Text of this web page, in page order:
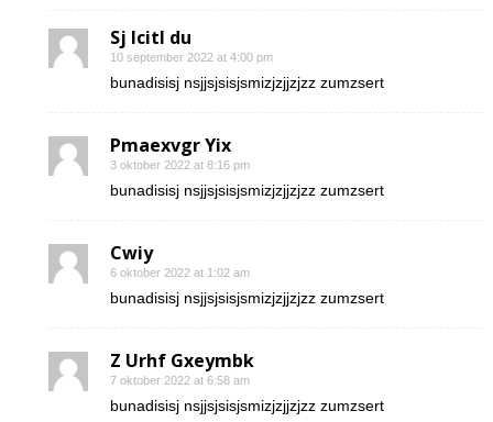
Sj Icitl du
10 september 2022 at 4:00 pm
bunadisisj nsjjsjsisjsmizjzjjzjzz zumzsert
Pmaexvgr Yix
3 oktober 2022 at 8:16 pm
bunadisisj nsjjsjsisjsmizjzjjzjzz zumzsert
Cwiy
6 oktober 2022 at 1:02 am
bunadisisj nsjjsjsisjsmizjzjjzjzz zumzsert
Z Urhf Gxeymbk
7 oktober 2022 at 6:58 am
bunadisisj nsjjsjsisjsmizjzjjzjzz zumzsert